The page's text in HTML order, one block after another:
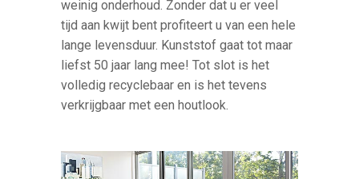
weinig onderhoud. Zonder dat u er veel
tijd aan kwijt bent profiteert u van een hele
lange levensduur. Kunststof gaat tot maar
liefst 50 jaar lang mee! Tot slot is het
volledig recyclebaar en is het tevens
verkrijgbaar met een houtlook.